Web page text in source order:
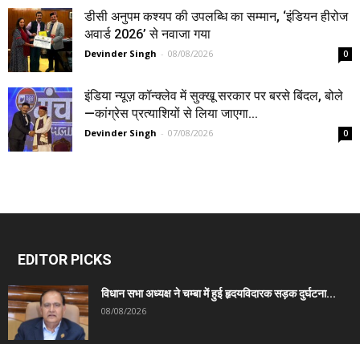
डीसी अनुपम कश्यप की उपलब्धि का सम्मान, ‘इंडियन हीरोज
अवार्ड 2026’ से नवाजा गया
Devinder Singh - 08/08/2026 0
इंडिया न्यूज़ कॉन्क्लेव में सुक्खू सरकार पर बरसे बिंदल, बोले
—कांग्रेस प्रत्याशियों से लिया जाएगा...
Devinder Singh - 07/08/2026 0
EDITOR PICKS
विधान सभा अध्यक्ष ने चम्बा में हुई हृदयविदारक सड़क दुर्घटना...
08/08/2026